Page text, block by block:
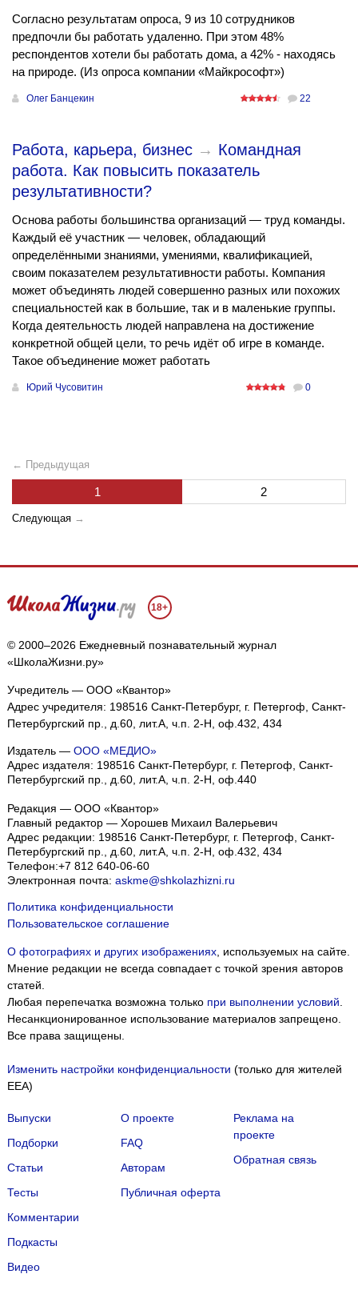
Согласно результатам опроса, 9 из 10 сотрудников
предпочли бы работать удаленно. При этом 48%
респондентов хотели бы работать дома, а 42% - находясь
на природе. (Из опроса компании «Майкрософт»)
Олег Банцекин 22
Работа, карьера, бизнес → Командная
работа. Как повысить показатель
результативности?
Основа работы большинства организаций — труд команды.
Каждый её участник — человек, обладающий
определёнными знаниями, умениями, квалификацией,
своим показателем результативности работы. Компания
может объединять людей совершенно разных или похожих
специальностей как в большие, так и в маленькие группы.
Когда деятельность людей направлена на достижение
конкретной общей цели, то речь идёт об игре в команде.
Такое объединение может работать
Юрий Чусовитин 0
← Предыдущая
1 2
Следующая →
18+
© 2000–2026 Ежедневный познавательный журнал
«ШколаЖизни.ру»
Учредитель — ООО «Квантор»
Адрес учредителя: 198516 Санкт-Петербург, г. Петергоф, Санкт-
Петербургский пр., д.60, лит.А, ч.п. 2-Н, оф.432, 434
Издатель — ООО «МЕДИО»
Адрес издателя: 198516 Санкт-Петербург, г. Петергоф, Санкт-
Петербургский пр., д.60, лит.А, ч.п. 2-Н, оф.440
Редакция — ООО «Квантор»
Главный редактор — Хорошев Михаил Валерьевич
Адрес редакции: 198516 Санкт-Петербург, г. Петергоф Санкт-
Петербургский пр., д.60, лит.А, ч.п. 2-Н, оф.432, 434
Телефон:+7 812 640-06-60
Электронная почта: askme@shkolazhizni.ru
Политика конфиденциальности
Пользовательское соглашение
О фотографиях и других изображениях, используемых на сайте.
Мнение редакции не всегда совпадает с точкой зрения авторов
статей.
Любая перепечатка возможна только при выполнении условий
Несанкционированное использование материалов запрещено.
Все права защищены.
Изменить настройки конфиденциальности (только для жителей
EEA)
Выпуски
Подборки
Статьи
Тесты
Комментарии
Подкасты
Видео
О проекте
FAQ
Авторам
Публичная оферта
Реклама на
проекте
Обратная связь